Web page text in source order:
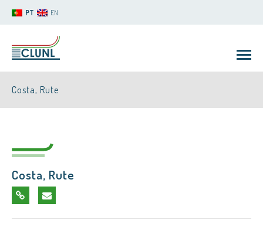
PT EN
CLUNL
Costa, Rute
Costa, Rute